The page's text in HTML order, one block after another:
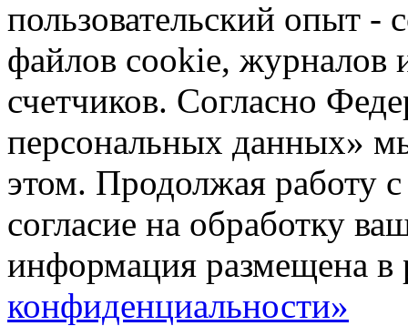
пользовательский опыт
файлов cookie, журналов
счетчиков. Согласно
персональных данных»
этом. Продолжая работу
согласие на обработку
информация размещена в
конфиденциальности»